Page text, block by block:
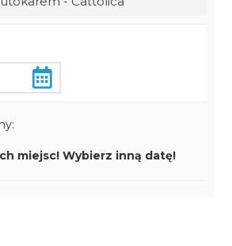
miejsc! Wybierz inną datę!